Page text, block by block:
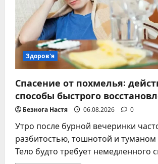
Здоров'я
Спасение от похмелья:
способы быстрого
Безнога Настя 06.08.2026 0
Утро после бурной вечеринки
разбитостью, тошнотой и туманом
Тело будто требует немедленного